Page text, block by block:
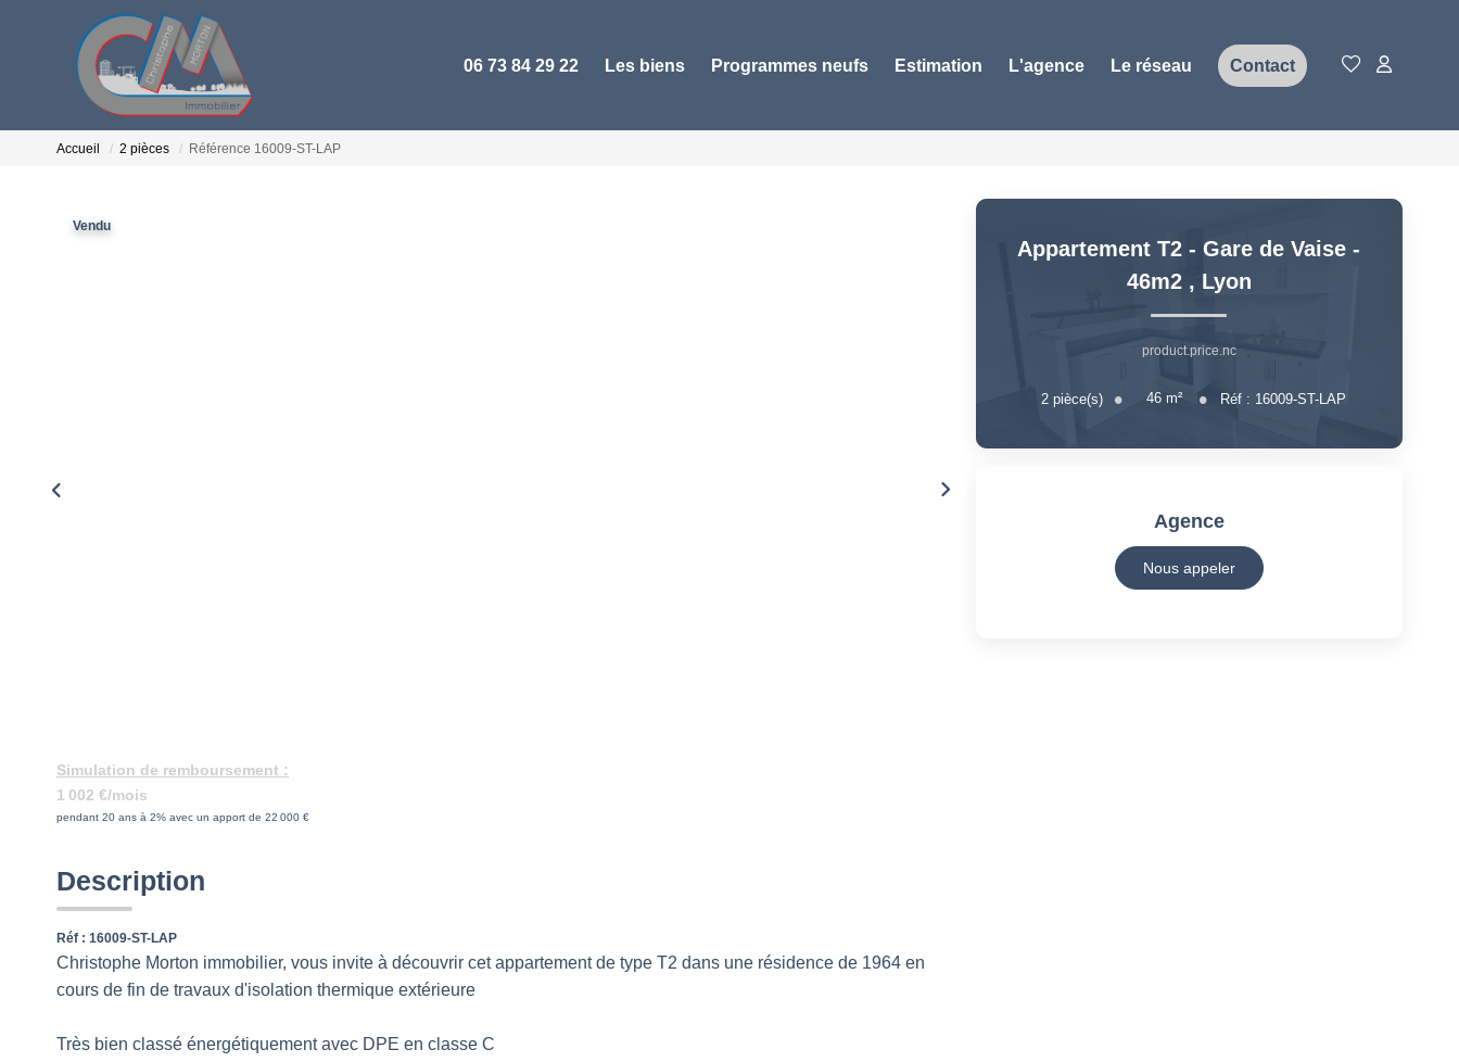
06 73 84 29 22 Les biens Programmes neufs Estimation L'agence Le réseau Contact
Accueil 2 pièces Référence 16009-ST-LAP
Vendu
Simulation de remboursement :
1 002 €/mois
pendant 20 ans à 2% avec un apport de 22 000 €
Description
Réf : 16009-ST-LAP
Christophe Morton immobilier, vous invite à découvrir cet appartement de type T2 dans une résidence de 1964 en
cours de fin de travaux d'isolation thermique extérieure
Très bien classé énergétiquement avec DPE en classe C
Appartement T2 - Gare de Vaise -
46m2 , Lyon
product.price.nc
2 pièce(s) 46 m² Réf : 16009-ST-LAP
Agence
Nous appeler